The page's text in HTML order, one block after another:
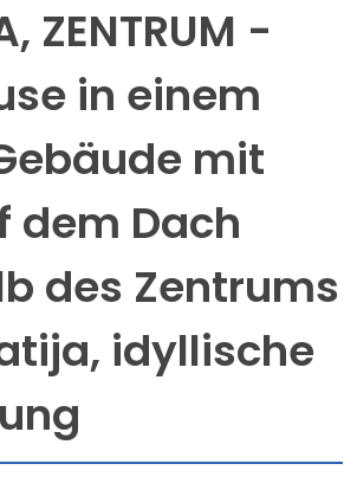
ZENTRUM -
in einem
mit
dem Dach
des Zentrums
idyllische